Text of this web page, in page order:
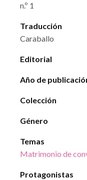
n.º 1
Traducción
Caraballo
Editorial
Año de
Colección
Género
Temas
Matrimonio de
Protagonistas